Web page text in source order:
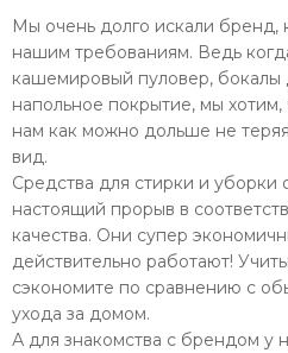
Мы очень долго искали бренд,
нашим требованиям. Ведь
кашемировый пуловер, бокалы
напольное покрытие, мы
нам как можно дольше не
вид.
Средства для стирки и уборки
настоящий прорыв в
качества. Они супер
действительно работают!
сэкономите по сравнению с
ухода за домом.
А для знакомства с брендом у